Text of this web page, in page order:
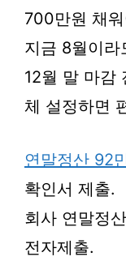
700만원 채
지금 8월이라
12월 말 마감
체 설정하면
연말정산 92
확인서 제출.
회사 연말정
전자제출.